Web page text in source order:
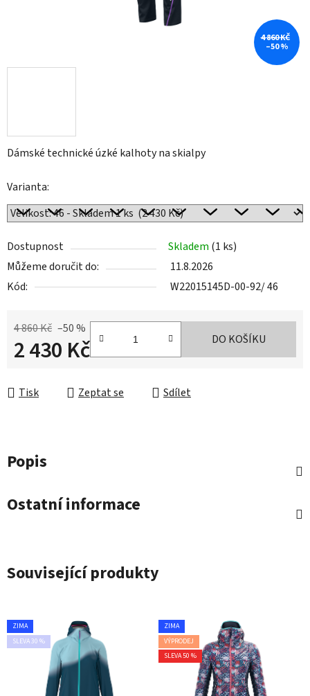
Dámské technické úzké kalhoty na skialpy
Varianta:
Dostupnost Skladem (1 ks)
Můžeme doručit do:
11.8.2026
Kód:
W22015145D-00-92/ 46
4 860 Kč –50 %
2 430 Kč DO KOŠÍKU
Tisk Zeptat se Sdílet
4 860 KČ
–50 %
Popis
Ostatní informace
Související produkty
ZIMA
SLEVA 30 %
ZIMA
VÝPRODEJ
SLEVA 50 %